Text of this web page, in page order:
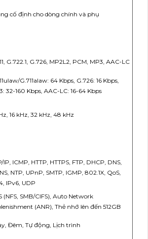
cố định cho dòng chính và phụ
G.722.1, G.726, MP2L2, PCM, MP3, AAC-LC
G.711alaw: 64 Kbps, G.726: 16 Kbps,
32-160 Kbps, AAC-LC: 16-64 Kbps
16 kHz, 32 kHz, 48 kHz
IP, ICMP, HTTP, HTTPS, FTP, DHCP, DNS,
NTP, UPnP, SMTP, IGMP, 802.1X, QoS,
IPv6, UDP
(NFS, SMB/CIFS), Auto Network
(ANR), Thẻ nhớ lên đến 512GB
Đêm, Tự động, Lịch trình